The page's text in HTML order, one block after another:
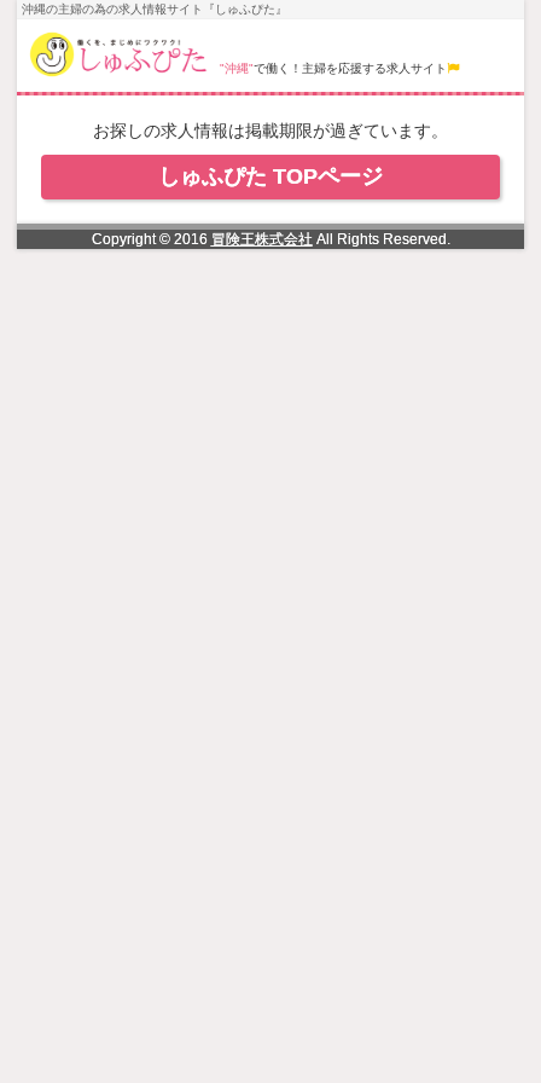
NowLoading
沖縄の主婦の為の求人情報サイト『しゅふぴた』
"沖縄"で働く！主婦を応援する求人サイト
お探しの求人情報は掲載期限が過ぎています。
しゅふぴた TOPページ
Copyright © 2016 冒険王株式会社All Rights Reserved.